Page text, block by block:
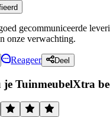
gecommuniceerde
onze verwachting.
Reageer Deel
je TuinmeubelXtra